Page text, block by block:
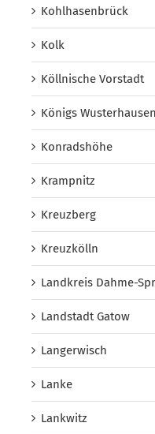
Kohlhasenbrück
Kolk
Köllnische Vorstadt
Königs Wusterhausen
Konradshöhe
Krampnitz
Kreuzberg
Kreuzkölln
Landkreis Dahme-
Landstadt Gatow
Langerwisch
Lanke
Lankwitz